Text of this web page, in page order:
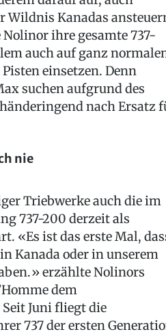
Wildnis Kanadas
ihre gesamte 737-
auch auf ganz
einsetzen. Denn
suchen aufgrund des
nach Ersatz
nie
Triebwerke auch die im
737-200 derzeit als
«Es ist das erste Mal,
Kanada oder in unserem
erzählte Nolinors
dem
Juni fliegt die
737 der ersten